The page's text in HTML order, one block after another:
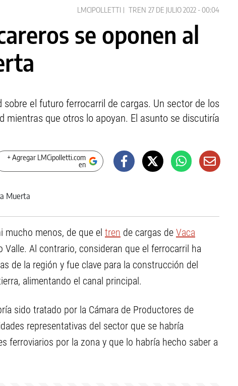
LMCIPOLLETTI TREN 27 DE JULIO 2022 - 00:04
se oponen al
el futuro ferrocarril de cargas. Un sector de los
mientras que otros lo apoyan. El asunto se discutiría
+ Agregar LMCipolletti.com
en
mucho menos, de que el tren de cargas de Vaca
Al contrario, consideran que el ferrocarril ha
de la región y fue clave para la construcción del
alimentando el canal principal.
sido tratado por la Cámara de Productores de
representativas del sector que se habría
ferroviarios por la zona y que lo habría hecho saber a